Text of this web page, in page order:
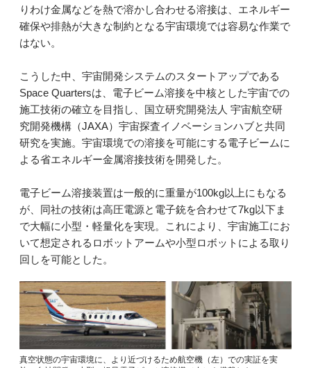
りわけ金属などを熱で溶かし合わせる溶接は、エネルギー
確保や排熱が大きな制約となる宇宙環境では容易な作業で
はない。
こうした中、宇宙開発システムのスタートアップである
Space Quartersは、電子ビーム溶接を中核とした宇宙での
施工技術の確立を目指し、国立研究開発法人 宇宙航空研
究開発機構（JAXA）宇宙探査イノベーションハブと共同
研究を実施。宇宙環境での溶接を可能にする電子ビームに
よる省エネルギー金属溶接技術を開発した。
電子ビーム溶接装置は一般的に重量が100kg以上にもなる
が、同社の技術は高圧電源と電子銃を合わせて7kg以下ま
で大幅に小型・軽量化を実現。これにより、宇宙施工にお
いて想定されるロボットアームや小型ロボットによる取り
回しを可能とした。
真空状態の宇宙環境に、より近づけるため航空機（左）での実証を実